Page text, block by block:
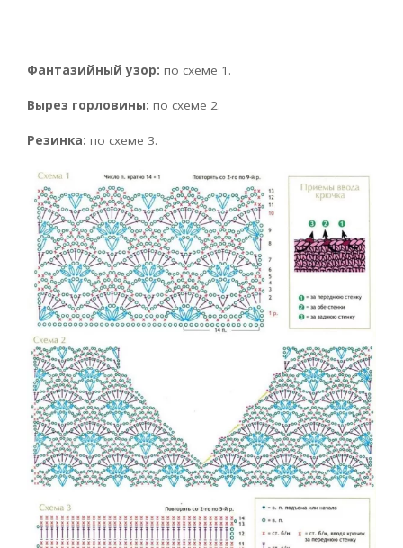
Фантазийный узор: по схеме 1.
Вырез горловины: по схеме 2.
Резинка: по схеме 3.